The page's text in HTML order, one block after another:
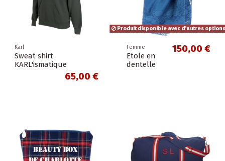
Karl
Sweat shirt
KARL'ismatique
65,00 €
Produit disponible avec d'autres options
Femme
Etole en
dentelle
150,00 €